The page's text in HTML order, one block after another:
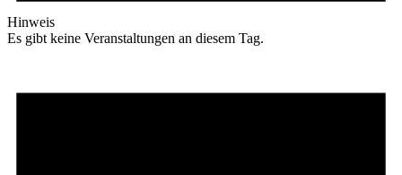
Hinweis
Es gibt keine Veranstaltungen an diesem Tag.